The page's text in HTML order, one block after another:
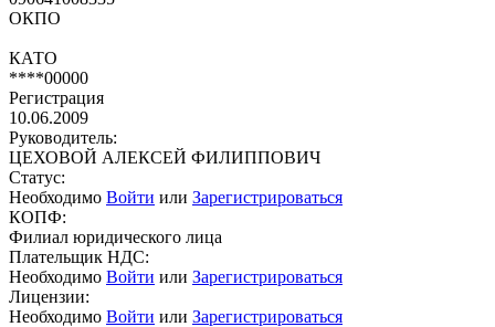
ОКПО
КАТО
****00000
Регистрация
10.06.2009
Руководитель:
ЦЕХОВОЙ АЛЕКСЕЙ ФИЛИППОВИЧ
Статус:
Необходимо Войти или Зарегистрироваться
КОПФ:
Филиал юридического лица
Плательщик НДС:
Необходимо Войти или Зарегистрироваться
Лицензии:
Необходимо Войти или Зарегистрироваться